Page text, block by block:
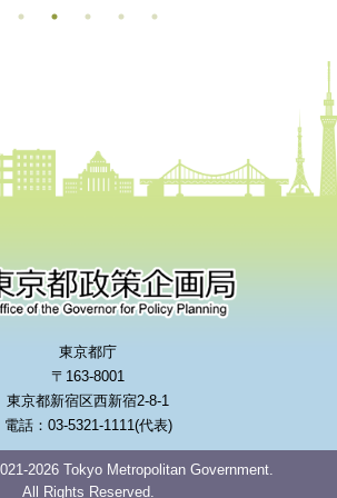
東京都庁
〒163-8001
東京都新宿区西新宿2-8-1
電話：03-5321-1111(代表)
2026 Tokyo Metropolitan Government.
All Rights Reserved.